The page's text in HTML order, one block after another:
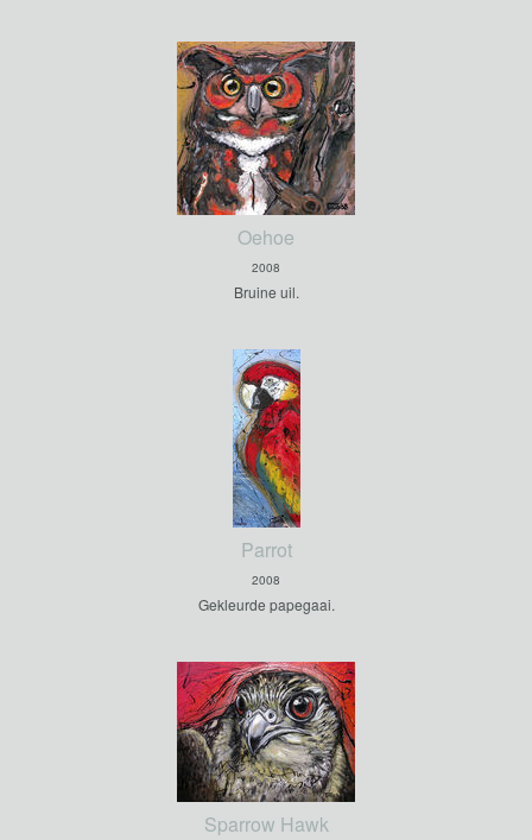
Oehoe
2008
Bruine uil.
Parrot
2008
Gekleurde papegaai.
Sparrow Hawk